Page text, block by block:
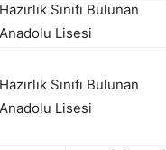
Hazırlık Sınıfı Bulunan
Anadolu Lisesi
Hazırlık Sınıfı Bulunan
Anadolu Lisesi